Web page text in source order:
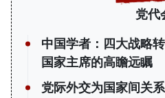
党代
中国学者：四大战略
国家主席的高瞻远瞩
党际外交为国家间关